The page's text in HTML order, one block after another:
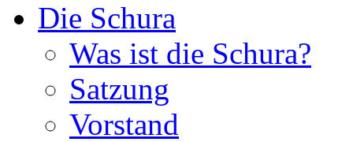
Die Schura
Was ist die Schura?
Satzung
Vorstand